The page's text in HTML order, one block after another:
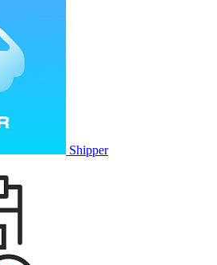
Shipper